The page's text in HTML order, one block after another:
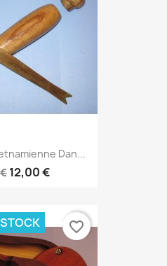
Dan...
12,00 €
favorite_border